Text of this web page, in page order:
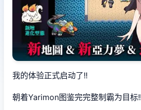
我的体验正式启动了!!
朝着Yarimon图鉴完完整制霸为目标!!